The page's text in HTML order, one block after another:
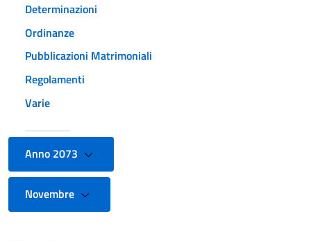
Determinazioni
Ordinanze
Pubblicazioni Matrimoniali
Regolamenti
Varie
Anno 2073
Novembre